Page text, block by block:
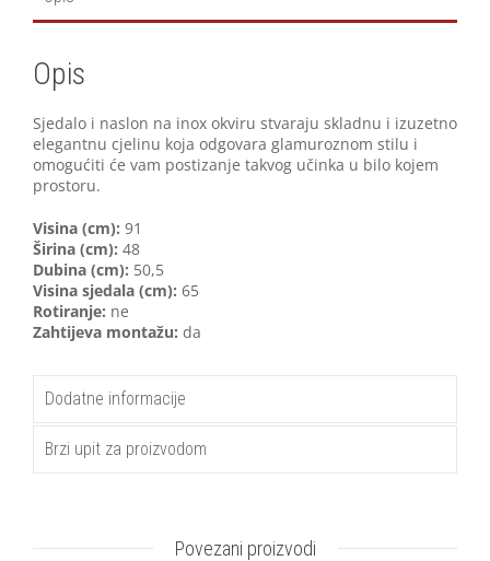
Opis
Sjedalo i naslon na inox okviru stvaraju skladnu i izuzetno
elegantnu cjelinu koja odgovara glamuroznom stilu i
omogućiti će vam postizanje takvog učinka u bilo kojem
prostoru.
Visina (cm): 91
Širina (cm): 48
Dubina (cm): 50,5
Visina sjedala (cm): 65
Rotiranje: ne
Zahtijeva montažu: da
Dodatne informacije
Brzi upit za proizvodom
Povezani proizvodi